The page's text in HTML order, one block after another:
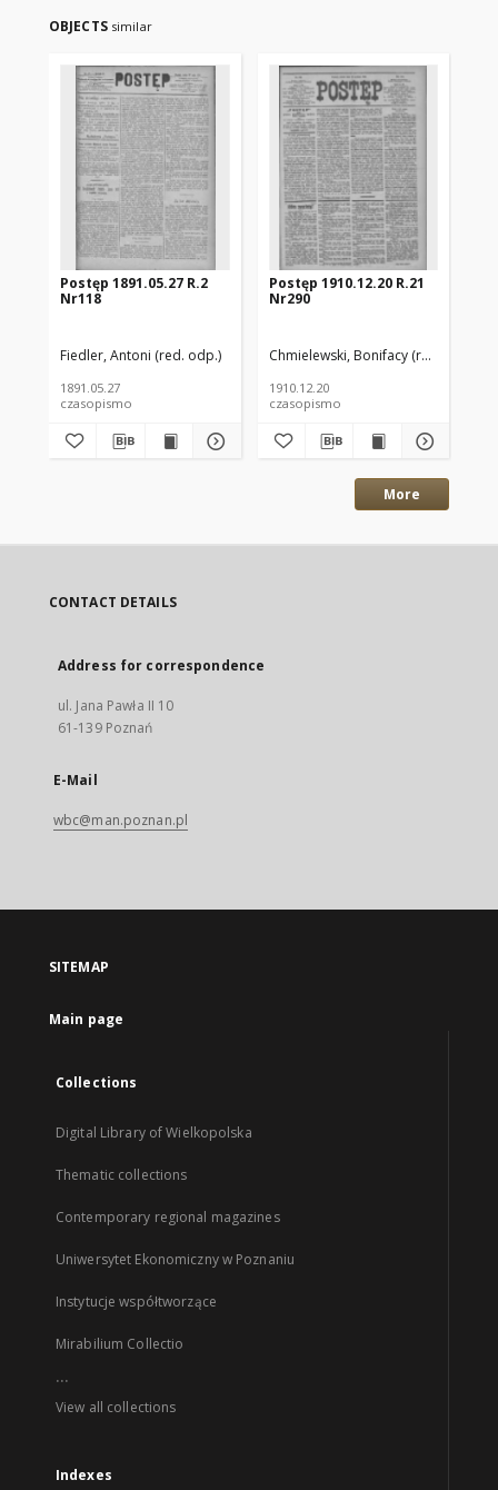
OBJECTS similar
Postęp 1891.05.27 R.2
Nr118
Fiedler, Antoni (red. odp.)
1891.05.27
czasopismo
Postęp 1910.12.20 R.21
Nr290
Chmielewski, Bonifacy (red. odp.)
1910.12.20
czasopismo
More
CONTACT DETAILS
Address for correspondence
ul. Jana Pawła II 10
61-139 Poznań
E-Mail
wbc@man.poznan.pl
SITEMAP
Main page
Collections
Digital Library of Wielkopolska
Thematic collections
Contemporary regional magazines
Uniwersytet Ekonomiczny w Poznaniu
Instytucje współtworzące
Mirabilium Collectio
...
View all collections
Indexes